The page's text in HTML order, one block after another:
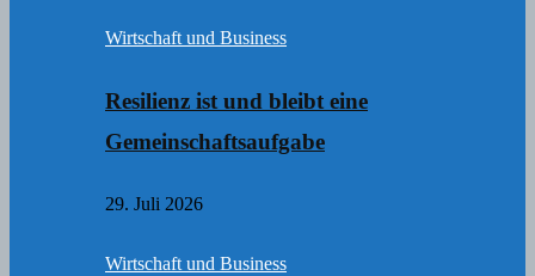
Wirtschaft und Business
Resilienz ist und bleibt eine
Gemeinschaftsaufgabe
29. Juli 2026
Wirtschaft und Business